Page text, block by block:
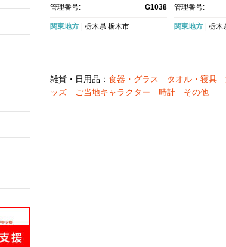
管理番号:
G1038
関東地方 栃木県 栃木市
管理番号:
関東地方 栃木
雑貨・日用品： 食器・グラス タオル・寝具
ッズ
ご当地キャラクター 時計 その他